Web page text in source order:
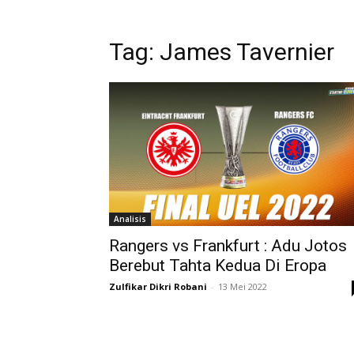
Tag: James Tavernier
Analisis
Rangers vs Frankfurt : Adu Jotos
Berebut Tahta Kedua Di Eropa
Zulfikar Dikri Robani - 13 Mei 2022